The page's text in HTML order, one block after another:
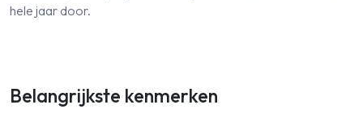
hele jaar door.
Belangrijkste kenmerken